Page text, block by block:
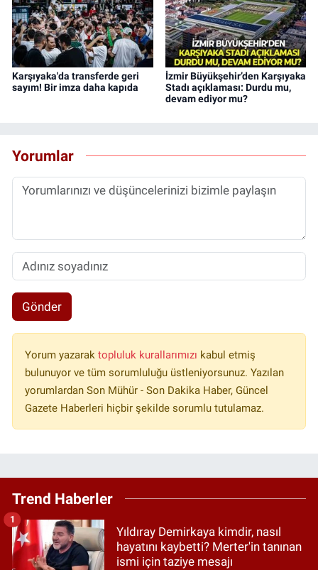
Karşıyaka'da transferde geri
sayım! Bir imza daha kapıda
İzmir Büyükşehir’den Karşıyaka
Stadı açıklaması: Durdu mu,
devam ediyor mu?
Yorumlar
Gönder
Yorum yazarak topluluk kurallarımızı kabul etmiş
bulunuyor ve tüm sorumluluğu üstleniyorsunuz. Yazılan
yorumlardan Son Mühür - Son Dakika Haber, Güncel
Gazete Haberleri hiçbir şekilde sorumlu tutulamaz.
Trend Haberler
Yıldıray Demirkaya kimdir, nasıl
hayatını kaybetti? Merter'in tanınan
ismi için taziye mesajı
1